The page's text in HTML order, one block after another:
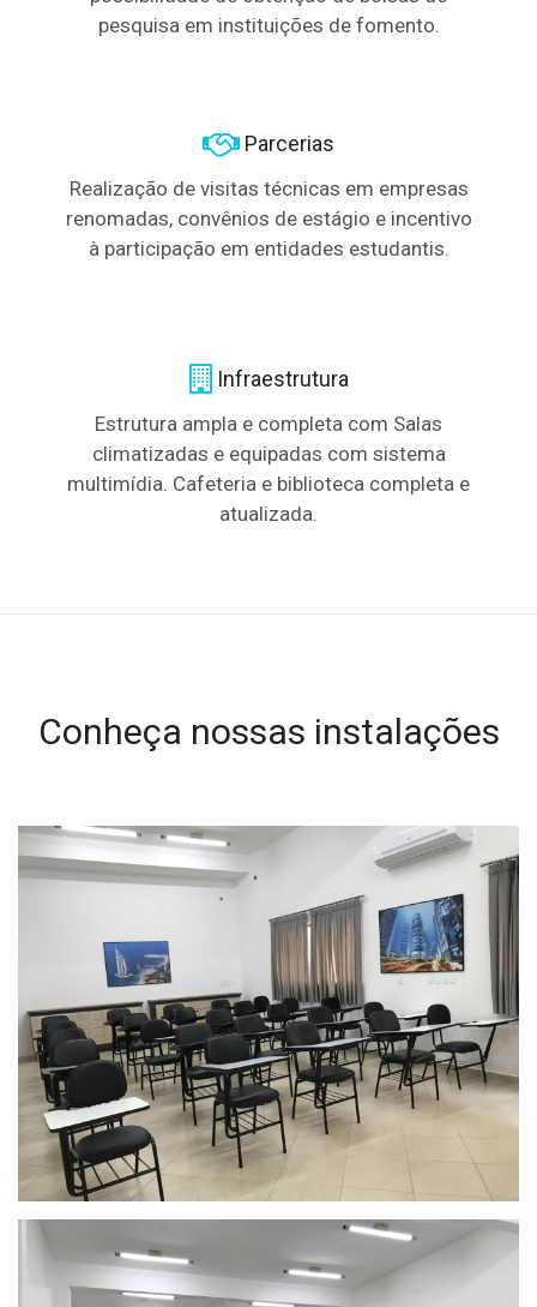
pesquisa em instituições de fomento.
Parcerias
Realização de visitas técnicas em empresas
renomadas, convênios de estágio e incentivo
à participação em entidades estudantis.
Infraestrutura
Estrutura ampla e completa com Salas
climatizadas e equipadas com sistema
multimídia. Cafeteria e biblioteca completa e
atualizada.
Conheça nossas instalações